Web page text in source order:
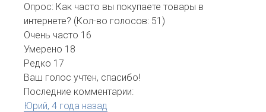
Опрос: Как часто вы покупаете товары в
интернете? (Кол-во голосов: 51)
Очень часто 16
Умерено 18
Редко 17
Ваш голос учтен, спасибо!
Последние комментарии:
Юрий, 4 года назад